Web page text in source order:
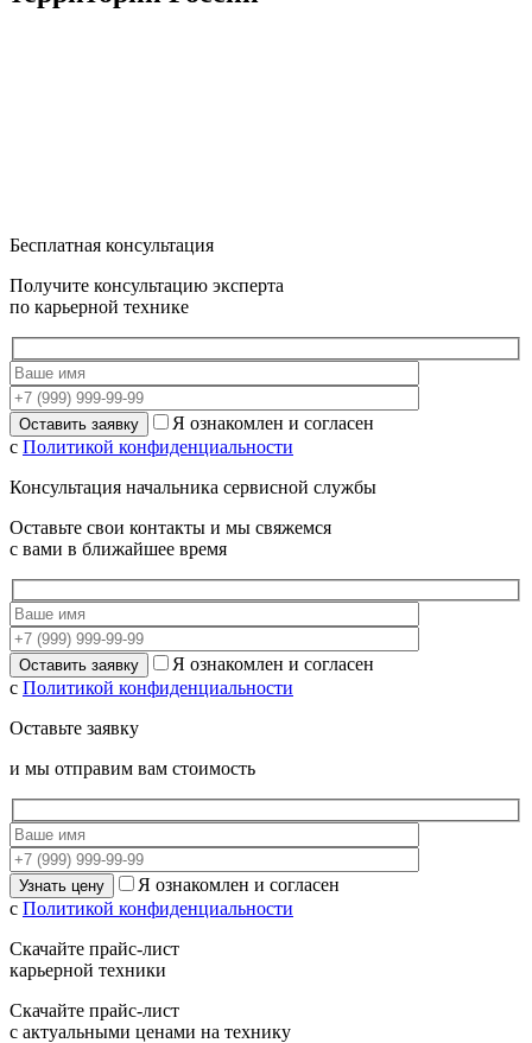
Бесплатная консультация
Получите консультацию эксперта
по карьерной технике
Я ознакомлен и согласен
с Политикой конфиденциальности
Консультация начальника сервисной службы
Оставьте свои контакты и мы свяжемся
с вами в ближайшее время
Я ознакомлен и согласен
с Политикой конфиденциальности
Оставьте заявку
и мы отправим вам стоимость
Я ознакомлен и согласен
с Политикой конфиденциальности
Скачайте прайс-лист
карьерной техники
Скачайте прайс-лист
с актуальными ценами на технику